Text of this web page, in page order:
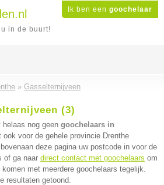
Ik ben een goochelaar
in de buurt!
» Gasselternijveen
(3)
helaas nog geen goochelaars in
ook voor de gehele provincie Drenthe
deze pagina uw postcode in voor de
of ga naar direct contact met goochelaars om
met meerdere goochelaars tegelijk.
resultaten getoond.